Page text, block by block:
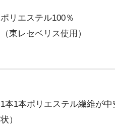
ポリエステル100％
（東レセベリス使用）
1本1本ポリエステル繊維が
状）